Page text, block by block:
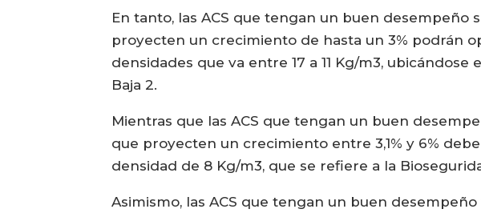
En tanto, las ACS que tengan un buen desempeño
proyecten un crecimiento de hasta un 3% podrán
densidades que va entre 17 a 11 Kg/m3, ubicándose
Baja 2.
Mientras que las ACS que tengan un buen
que proyecten un crecimiento entre 3,1% y 6%
densidad de 8 Kg/m3, que se refiere a la
Asimismo, las ACS que tengan un buen